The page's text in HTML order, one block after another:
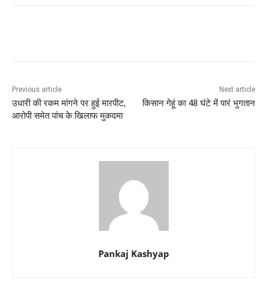
Previous article
उधारी की रकम मांगने पर हुई मारपीट,
आरोपी समेत पांच के खिलाफ मुकदमा
Next article
किसान गेहूं का 48 घंटे में पारं भुगतान
Pankaj Kashyap